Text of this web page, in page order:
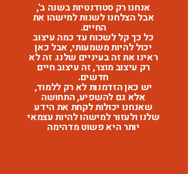
אנחנו רק סטודנטיות בשנה ב',
אבל הצלחנו לשנות למישהו את
החיים.
כל כך קל לשכוח עד כמה עיצוב
יכול להיות משמעותי, אבל כאן
ראינו את זה בעיניים שלנו. זה לא
רק עיצוב מוצר, זה עיצוב חיים
חדשים.
יש כאן הזדמנות לא רק ללמוד,
אלא גם להשפיע, התחושה
שאנחנו יכולות לקחת את הידע
שלנו ולעזור למישהו להיות עצמאי
יותר היא פשוט מדהימה